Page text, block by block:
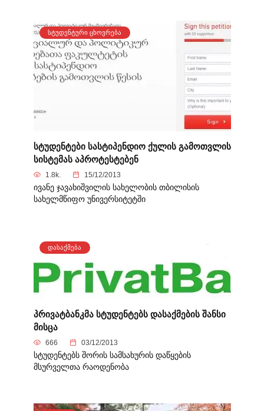
ᲡᲢᲣᲓᲔᲜᲢᲣᲠᲘ ᲪᲮᲝᲕᲠᲔᲑᲐ
სტუდენტები სასტიპენდიო ქულის გამოთვლის
სისტემას აპროტესტებენ
1.8k. 15/12/2013
ივანე ჯავახიშვილის სახელობის თბილისის
სახელმწიფო უნივერსიტეტში
ᲓᲐᲡᲐᲥᲛᲔᲑᲐ
პრივატბანკმა სტუდენტებს დასაქმების შანსი
მისცა
666 03/12/2013
სტუდენტებს შორის სამსახურის დაწყების
მსურველთა რაოდენობა